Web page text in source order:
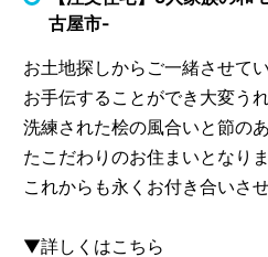
古屋市-
お土地探しからご一緒させて
お手伝することができ大変う
洗練された桧の風合いと節の
たこだわりのお住まいとなりま
これからも永くお付き合いさ
▼詳しくはこちら